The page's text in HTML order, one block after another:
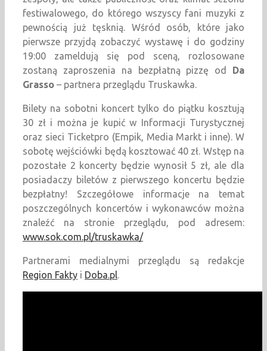
festiwalowego, do którego wszyscy fani muzyki z
pewnością już tęsknią. Wśród osób, które jako
pierwsze przyjdą zobaczyć wystawę i do godziny
19:00 zameldują się pod sceną, rozlosowane
zostaną zaproszenia na bezpłatną pizzę od Da
Grasso – partnera przeglądu Truskawka.
Bilety na sobotni koncert tylko do piątku kosztują
30 zł i można je kupić w Informacji Turystycznej
oraz sieci Ticketpro (Empik, Media Markt i inne). W
sobotę wejściówki będą kosztować 40 zł. Wstęp na
pozostałe 2 koncerty będzie wynosił 5 zł, ale dla
posiadaczy biletów z pierwszego koncertu będzie
bezpłatny! Szczegółowe informacje na temat
poszczególnych koncertów i wykonawców można
znaleźć na stronie przeglądu, pod adresem:
www.sok.com.pl/truskawka/
Partnerami medialnymi przeglądu są redakcje
Region Fakty i Doba.pl.